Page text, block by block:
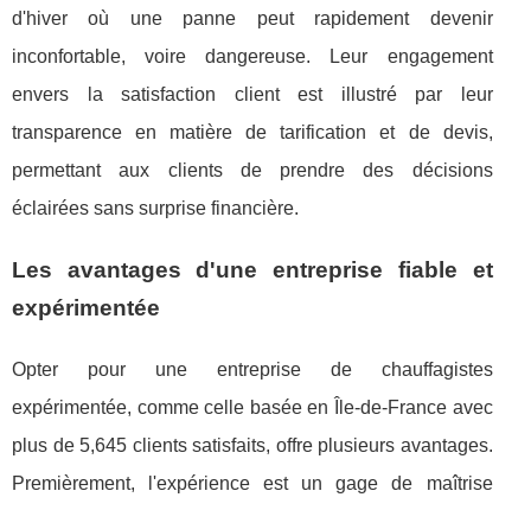
d'hiver où une panne peut rapidement devenir
inconfortable, voire dangereuse. Leur engagement
envers la satisfaction client est illustré par leur
transparence en matière de tarification et de devis,
permettant aux clients de prendre des décisions
éclairées sans surprise financière.
Les avantages d'une entreprise fiable et
expérimentée
Opter pour une entreprise de chauffagistes
expérimentée, comme celle basée en Île-de-France avec
plus de 5,645 clients satisfaits, offre plusieurs avantages.
Premièrement, l'expérience est un gage de maîtrise